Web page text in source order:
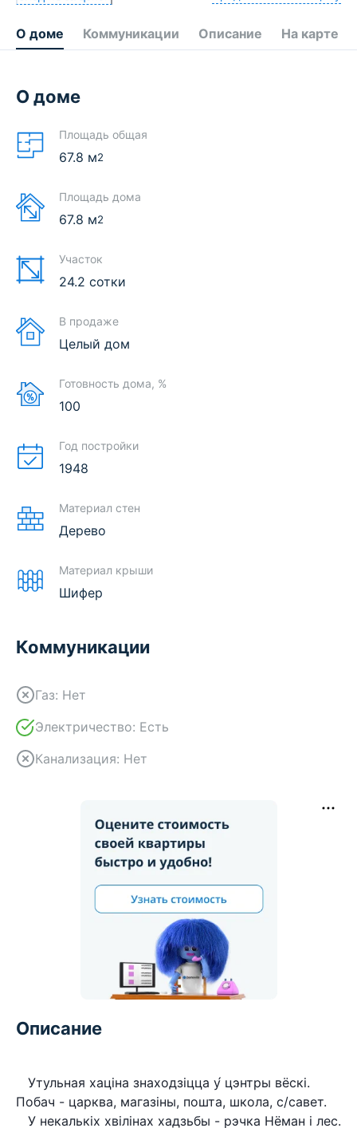
О доме Коммуникации Описание На карте
О доме
Площадь общая
67.8 м2
Площадь дома
67.8 м2
Участок
24.2 сотки
В продаже
Целый дом
Готовность дома, %
100
Год постройки
1948
Материал стен
Дерево
Материал крыши
Шифер
Коммуникации
Газ: Нет
Электричество: Есть
Канализация: Нет
Описание
Утульная хацiна знаходзiцца у́ цэнтры вёскi.
Побач - царква, магазiны, пошта, школа, с/савет.
У некaлькiх хвiлiнах хадзьбы - рэчка Нёман i лес.